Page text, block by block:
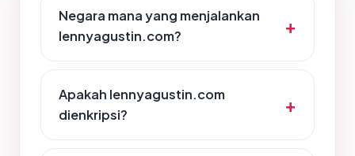
Negara mana yang menjalankan
lennyagustin.com?
Apakah lennyagustin.com
dienkripsi?